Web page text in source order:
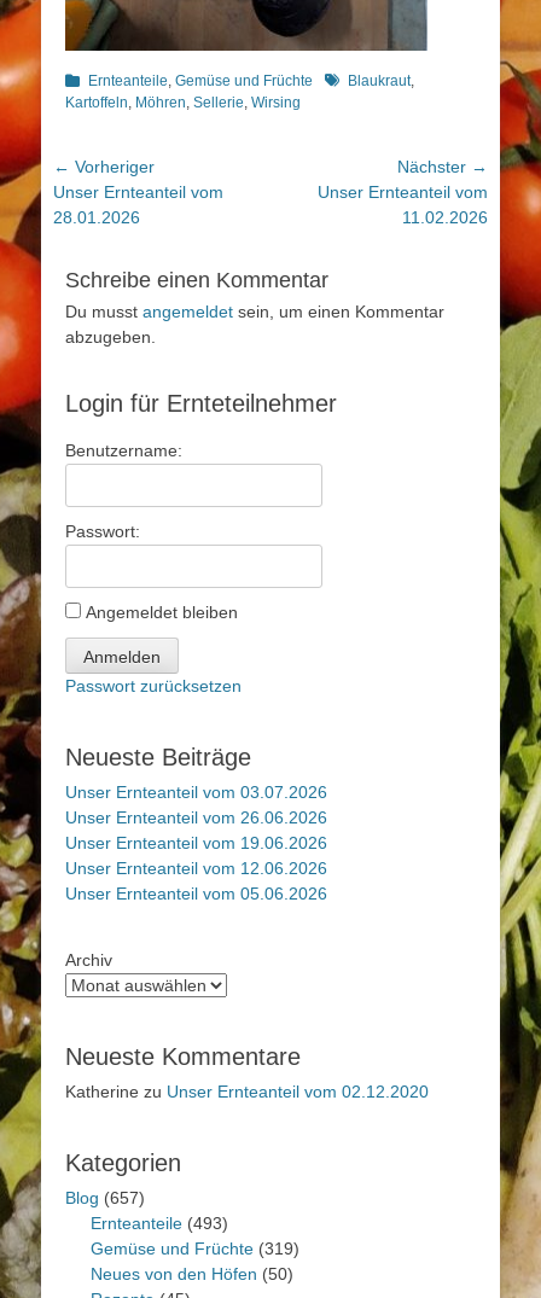
Kategorien
Ernteanteile, Gemüse und Früchte Schlagworte
Blaukraut,
Kartoffeln, Möhren, Sellerie, Wirsing
Beitragsnavigation
← Vorheriger
Vorheriger
Beitrag:
Unser Ernteanteil vom
28.01.2026
Nächster →
NächsterUnser Ernteanteil vom
11.02.2026
Schreibe einen Kommentar
Du musst angemeldet sein, um einen Kommentar
abzugeben.
Login für Ernteteilnehmer
Benutzername:
Passwort:
Angemeldet bleiben
Anmelden
Passwort zurücksetzen
Neueste Beiträge
Unser Ernteanteil vom 03.07.2026
Unser Ernteanteil vom 26.06.2026
Unser Ernteanteil vom 19.06.2026
Unser Ernteanteil vom 12.06.2026
Unser Ernteanteil vom 05.06.2026
Archiv
Neueste Kommentare
Katherine zu Unser Ernteanteil vom 02.12.2020
Kategorien
Blog (657)
Ernteanteile (493)
Gemüse und Früchte (319)
Neues von den Höfen (50)